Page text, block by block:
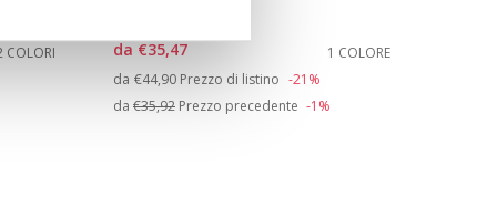
COLORI
da €35,47
1 COLORE
da Price reduced from
€44,90 to
Prezzo di listino -21%
da €35,92Prezzo precedente -1%